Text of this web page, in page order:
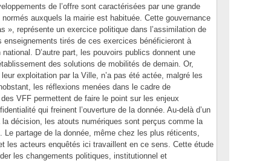
de l’offre sont caractérisées par une grande
auxquels la mairie est habituée. Cette gouvernance
», représente un exercice politique dans l’assimilation de
tirés de ces exercices bénéficieront à
national. D’autre part, les pouvoirs publics donnent une
des solutions de mobilités de demain. Or,
exploitation par la Ville, n’a pas été actée, malgré les
les réflexions menées dans le cadre de
VFF permettent de faire le point sur les enjeux
qui freinent l’ouverture de la donnée. Au-delà d’un
la décision, les atouts numériques sont perçus comme la
Le partage de la donnée, même chez les plus réticents,
les acteurs enquêtés ici travaillent en ce sens. Cette étude
les changements politiques, institutionnel et